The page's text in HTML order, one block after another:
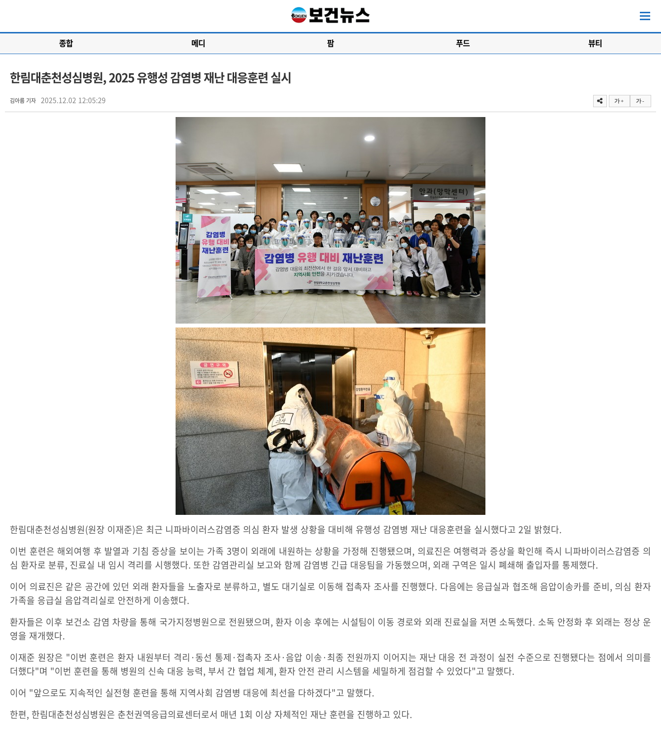
종합 메디 팜 푸드 뷰티
한림대춘천성심병원, 2025 유행성 감염병 재난 대응훈련 실시
김아름 기자 2025.12.02 12:05:29 가 + 가 -
한림대춘천성심병원(원장 이재준)은 최근 니파바이러스감염증 의심 환자 발생 상황을 대비해 유행성 감염병 재난 대응훈련을 실시했다고 2일 밝혔다.
이번 훈련은 해외여행 후 발열과 기침 증상을 보이는 가족 3명이 외래에 내원하는 상황을 가정해 진행됐으며, 의료진은 여행력과 증상을 확인해 즉시 니파바이러스감염증 의
심 환자로 분류, 진료실 내 임시 격리를 시행했다. 또한 감염관리실 보고와 함께 감염병 긴급 대응팀을 가동했으며, 외래 구역은 일시 폐쇄해 출입자를 통제했다.
이어 의료진은 같은 공간에 있던 외래 환자들을 노출자로 분류하고, 별도 대기실로 이동해 접촉자 조사를 진행했다. 다음에는 응급실과 협조해 음압이송카를 준비, 의심 환자
가족을 응급실 음압격리실로 안전하게 이송했다.
환자들은 이후 보건소 감염 차량을 통해 국가지정병원으로 전원됐으며, 환자 이송 후에는 시설팀이 이동 경로와 외래 진료실을 저면 소독했다. 소독 안정화 후 외래는 정상 운
영을 재개했다.
이재준 원장은 "이번 훈련은 환자 내원부터 격리·동선 통제·접촉자 조사·음압 이송·최종 전원까지 이어지는 재난 대응 전 과정이 실전 수준으로 진행됐다는 점에서 의미를
더했다"며 "이번 훈련을 통해 병원의 신속 대응 능력, 부서 간 협업 체계, 환자 안전 관리 시스템을 세밀하게 점검할 수 있었다"고 말했다.
이어 "앞으로도 지속적인 실전형 훈련을 통해 지역사회 감염병 대응에 최선을 다하겠다"고 말했다.
한편, 한림대춘천성심병원은 춘천권역응급의료센터로서 매년 1회 이상 자체적인 재난 훈련을 진행하고 있다.